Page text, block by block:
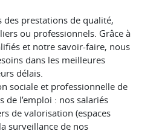
des prestations de qualité,
ou professionnels. Grâce à
et notre savoir-faire, nous
dans les meilleures
délais.
sociale et professionnelle de
de l’emploi : nos salariés
de valorisation (espaces
surveillance de nos